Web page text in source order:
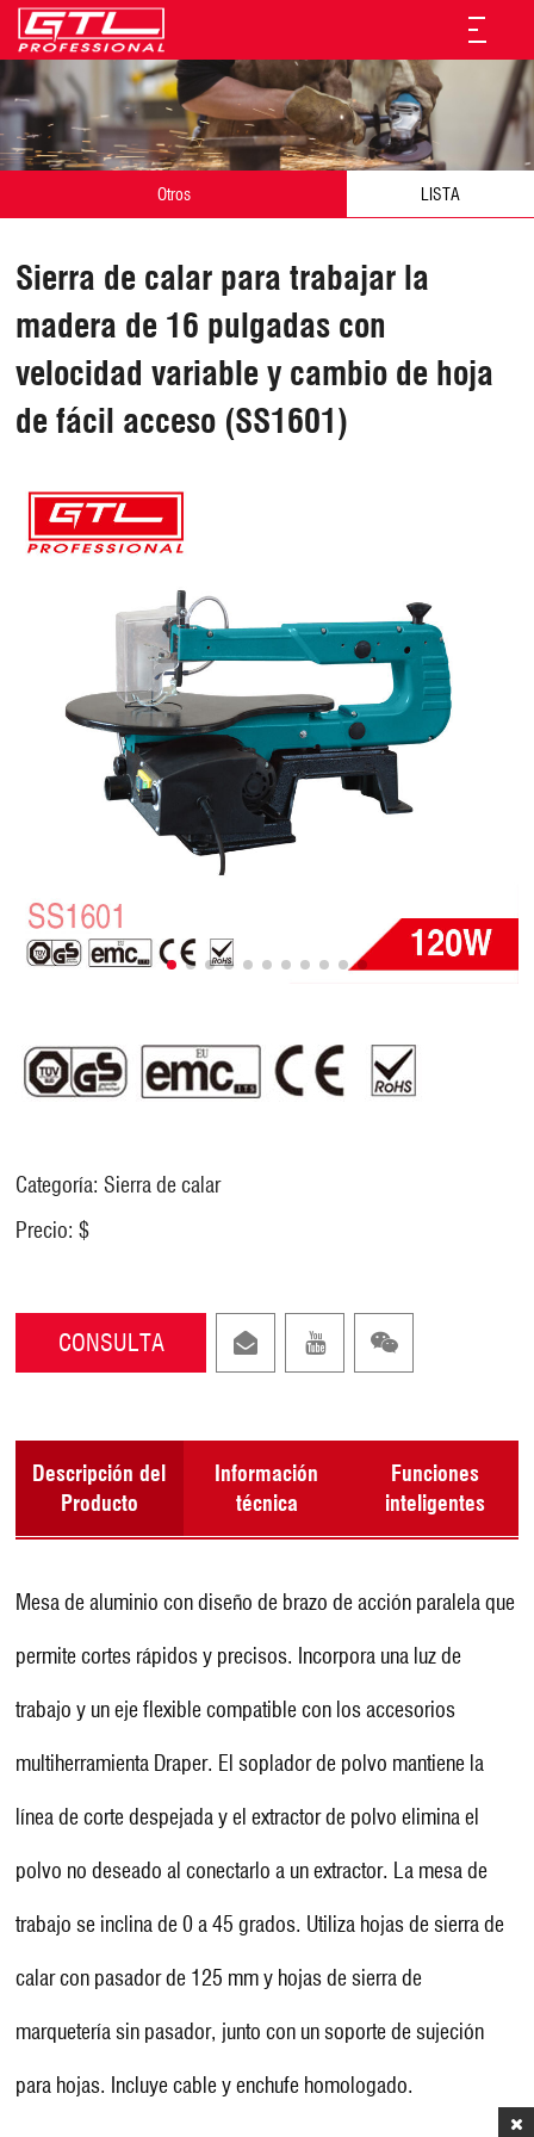
Otros LISTA
Sierra de calar para trabajar la
madera de 16 pulgadas con
velocidad variable y cambio de hoja
de fácil acceso (SS1601)
Categoría: Sierra de calar
Precio: $
CONSULTA
Descripción del
Producto
Información
técnica
Funciones
inteligentes
Mesa de aluminio con diseño de brazo de acción paralela que
permite cortes rápidos y precisos. Incorpora una luz de
trabajo y un eje flexible compatible con los accesorios
multiherramienta Draper. El soplador de polvo mantiene la
línea de corte despejada y el extractor de polvo elimina el
polvo no deseado al conectarlo a un extractor. La mesa de
trabajo se inclina de 0 a 45 grados. Utiliza hojas de sierra de
calar con pasador de 125 mm y hojas de sierra de
marquetería sin pasador, junto con un soporte de sujeción
para hojas. Incluye cable y enchufe homologado.